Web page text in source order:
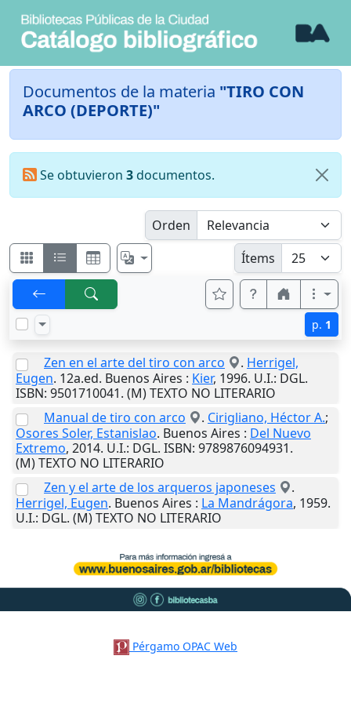
Documentos de la materia "TIRO CON
ARCO (DEPORTE)"
Se obtuvieron 3documentos.
Orden
Ítems
p. 1
Zen en el arte del tiro con arco . Herrigel,
Eugen. 12a.ed. Buenos Aires : Kier, 1996. U.I.: DGL.
ISBN: 9501710041. (M) TEXTO NO LITERARIO
Manual de tiro con arco
. Cirigliano, Héctor A.;
Osores Soler, Estanislao. Buenos Aires : Del Nuevo
Extremo, 2014. U.I.: DGL. ISBN: 9789876094931.
(M) TEXTO NO LITERARIO
Zen y el arte de los arqueros japoneses
.
Herrigel, Eugen. Buenos Aires : La Mandrágora, 1959.
U.I.: DGL. (M) TEXTO NO LITERARIO
Pérgamo OPAC Web